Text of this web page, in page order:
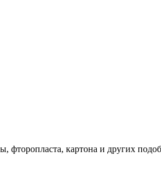
фторопласта, картона и других